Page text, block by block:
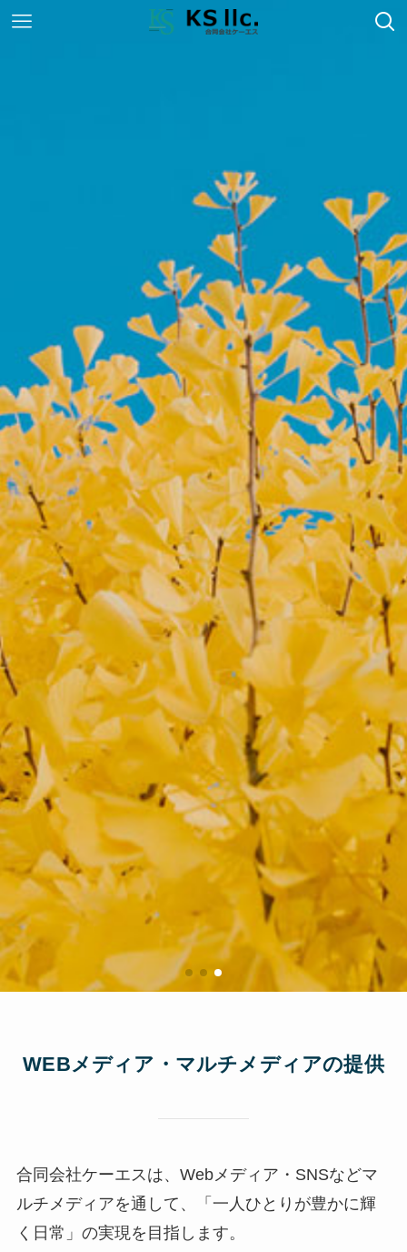
WEBメディア・マルチメディアの提供
合同会社ケーエスは、Webメディア・SNSなどマ
ルチメディアを通して、「一人ひとりが豊かに輝
く日常」の実現を目指します。